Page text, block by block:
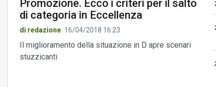
Promozione. Ecco i criteri per il salto
di categoria in Eccellenza
di redazione 16/04/2018 16:23
Il miglioramento della situazione in D apre scenari
stuzzicanti